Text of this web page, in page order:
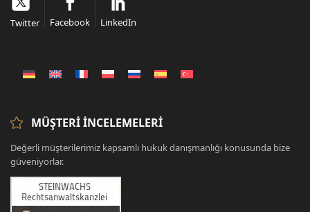
Twitter Facebook LinkedIn
MÜŞTERI İNCELEMELERI
Değerli müşterilerimiz kapsamlı hukuk danışmanlığı konusunda bize
güveniyorlar.